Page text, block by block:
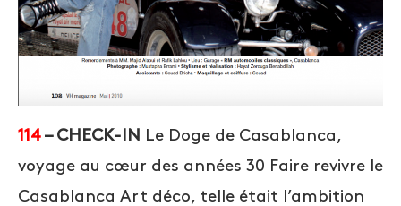
114 – CHECK-IN
Le Doge de Casablanca,
voyage au cœur des années 30 Faire revivre le
Casablanca Art déco, telle était l’ambition